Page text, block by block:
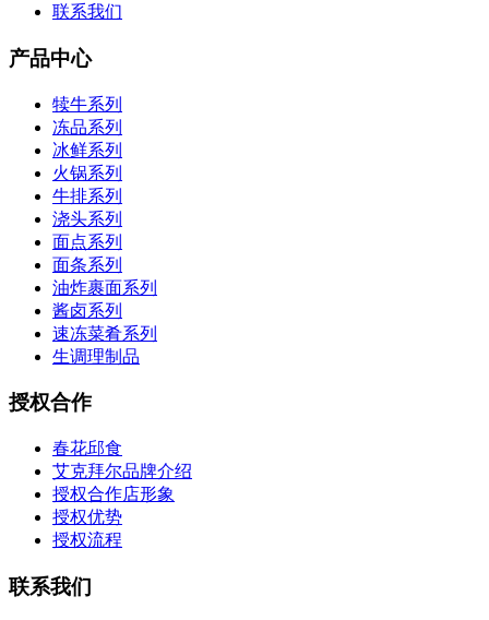
联系我们
产品中心
犊牛系列
冻品系列
冰鲜系列
火锅系列
牛排系列
浇头系列
面点系列
面条系列
油炸裹面系列
酱卤系列
速冻菜肴系列
生调理制品
授权合作
春花邱食
艾克拜尔品牌介绍
授权合作店形象
授权优势
授权流程
联系我们